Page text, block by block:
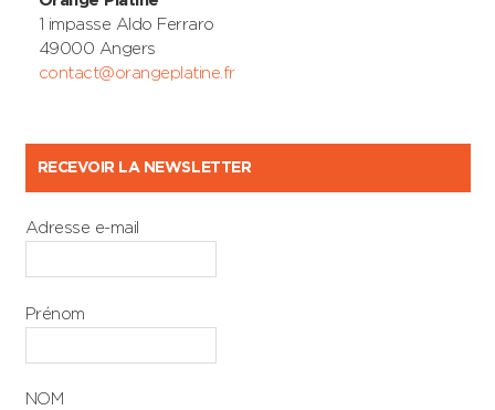
1 impasse Aldo Ferraro
49000 Angers
contact@orangeplatine.fr
RECEVOIR LA NEWSLETTER
Adresse e-mail
Prénom
NOM